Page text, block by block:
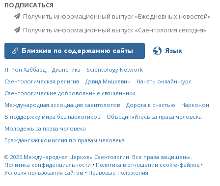
ПОДПИСАТЬСЯ
Получить информационный выпуск «Ежедневных новостей»
Получить информационный выпуск «Саентология сегодня»
Близкие по содержанию сайты Язык
Л. Рон Хаббард Дианетика
Scientology Network
Саентологическая религия
Дэвид Мицкевич
Начать онлайн-курс
Саентологические добровольные священники
Международная ассоциация саентологов
Дорога к счастью
Нарконон
В поддержку мира без наркотиков
Объединяйтесь за права человека
Молодёжь за права человека
Гражданская комиссия по правам человека
© 2026 Международная Церковь Саентологии. Все права защищены.
Политика конфиденциальности • Политика в отношении cookie-файлов •
Условия пользования сайтом • Правовые положения